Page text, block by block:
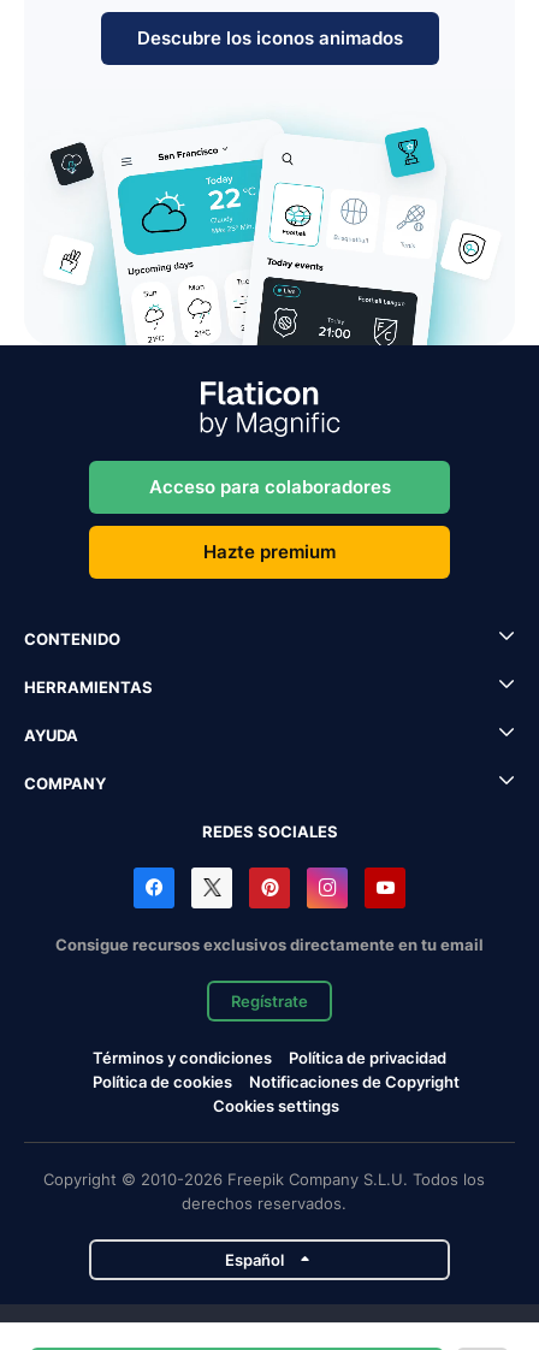
Descubre los iconos animados
Acceso para colaboradores
Hazte premium
CONTENIDO
HERRAMIENTAS
AYUDA
COMPANY
REDES SOCIALES
Consigue recursos exclusivos directamente en tu email
Regístrate
Términos y condiciones
Política de privacidad
Política de cookies
Notificaciones de Copyright
Cookies settings
Copyright © 2010-2026 Freepik Company S.L.U. Todos los
derechos reservados.
Español